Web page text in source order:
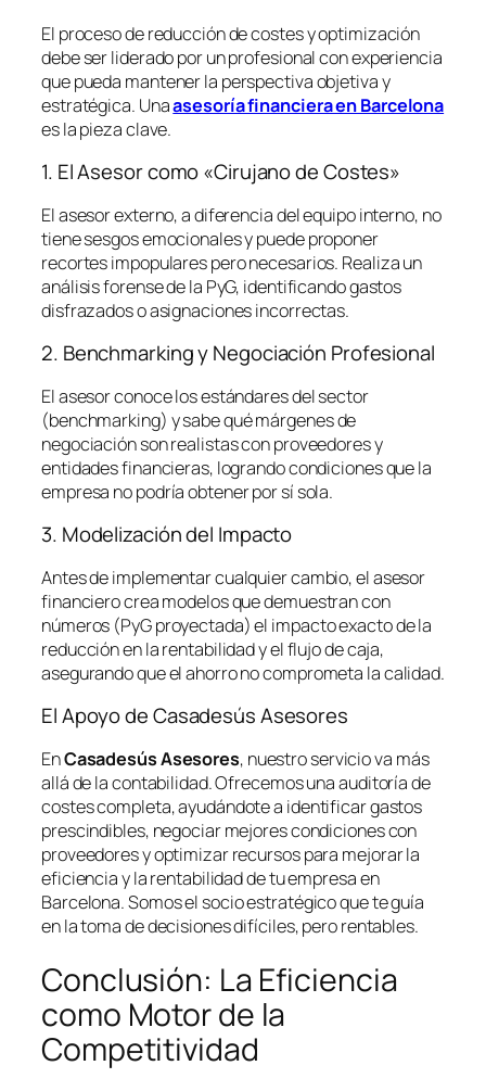
El proceso de reducción de costes y optimización
debe ser liderado por un profesional con experiencia
que pueda mantener la perspectiva objetiva y
estratégica. Unaasesoría financiera en Barcelona
es la pieza clave.
1. El Asesor como «Cirujano de Costes»
El asesor externo, a diferencia del equipo interno, no
tiene sesgos emocionales y puede proponer
recortes impopulares pero necesarios. Realiza un
análisis forense de la PyG, identificando gastos
disfrazados o asignaciones incorrectas.
2. Benchmarking y Negociación Profesional
El asesor conoce los estándares del sector
(benchmarking) y sabe qué márgenes de
negociación son realistas con proveedores y
entidades financieras, logrando condiciones que la
empresa no podría obtener por sí sola.
3. Modelización del Impacto
Antes de implementar cualquier cambio, el asesor
financiero crea modelos que demuestran con
números (PyG proyectada) el impacto exacto de la
reducción en la rentabilidad y el flujo de caja,
asegurando que el ahorro no comprometa la calidad.
El Apoyo de Casadesús Asesores
EnCasadesús Asesores, nuestro servicio va más
allá de la contabilidad. Ofrecemos una auditoría de
costes completa, ayudándote a identificar gastos
prescindibles, negociar mejores condiciones con
proveedores y optimizar recursos para mejorar la
eficiencia y la rentabilidad de tu empresa en
Barcelona. Somos el socio estratégico que te guía
en la toma de decisiones difíciles, pero rentables.
Conclusión: La Eficiencia
como Motor de la
Competitividad